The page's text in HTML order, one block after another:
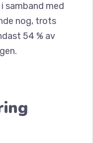
samband med
nog, trots
54 % av